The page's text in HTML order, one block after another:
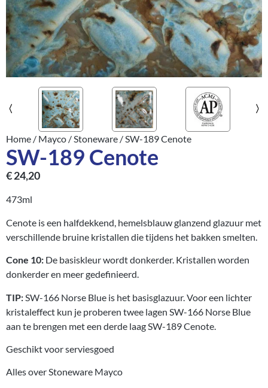
Home / Mayco /Stoneware / SW-189 Cenote
SW-189 Cenote
€24,20
473ml
Cenote is een halfdekkend, hemelsblauw glanzend glazuur met
verschillende bruine kristallen die tijdens het bakken smelten.
Cone 10: De basiskleur wordt donkerder. Kristallen worden
donkerder en meer gedefinieerd.
TIP: SW-166 Norse Blue is het basisglazuur. Voor een lichter
kristaleffect kun je proberen twee lagen SW-166 Norse Blue
aan te brengen met een derde laag SW-189 Cenote.
Geschikt voor serviesgoed
Alles over Stoneware Mayco